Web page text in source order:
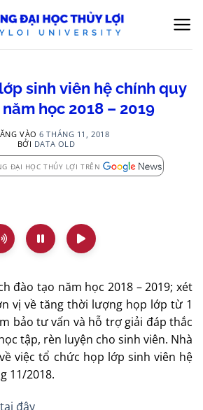
sinh viên hệ chính quy
học 2018 – 2019
VÀO6 THÁNG 11, 2018
BỞI DATA OLD
ĐẠI HỌC THỦY LỢI TRÊN
đào tạo năm học 2018 – 2019; xét
vị về tăng thời lượng họp lớp từ 1
bảo tư vấn và hỗ trợ giải đáp thắc
tập, rèn luyện cho sinh viên. Nhà
việc tổ chức họp lớp sinh viên hệ
11/2018.
tại đây